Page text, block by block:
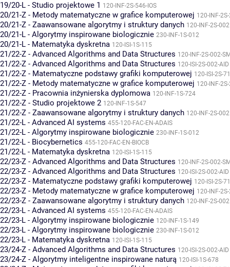
19/20-L - Studio projektowe 1 120-INF-2S-546-IOS
20/21-Z - Metody matematyczne w grafice komputerowej 120-INF-
20/21-Z - Zaawansowane algorytmy i struktury danych 120-INF-2S-002
20/21-L - Algorytmy inspirowane biologicznie 230-INF-1S-012
20/21-L - Matematyka dyskretna 120-ISI-1S-115
21/22-Z - Advanced Algorithms and Data Structures 120-INF-2S-002-
21/22-Z - Advanced Algorithms and Data Structures 120-ISI-2S-002-AID
21/22-Z - Matematyczne podstawy grafiki komputerowej 120-ISI-2S-
21/22-Z - Metody matematyczne w grafice komputerowej 120-INF-
21/22-Z - Pracownia inżynierska dyplomowa 120-INF-1S-724
21/22-Z - Studio projektowe 2 120-INF-1S-547
21/22-Z - Zaawansowane algorytmy i struktury danych 120-INF-2S-002
21/22-L - Advanced AI systems 455-120-FAC-EN-ADAIS
21/22-L - Algorytmy inspirowane biologicznie 230-INF-1S-012
21/22-L - Biocybernetics 455-120-FAC-EN-BIOCB
21/22-L - Matematyka dyskretna 120-ISI-1S-115
22/23-Z - Advanced Algorithms and Data Structures 120-INF-2S-002-
22/23-Z - Advanced Algorithms and Data Structures 120-ISI-2S-002-AID
22/23-Z - Matematyczne podstawy grafiki komputerowej 120-ISI-2S-
22/23-Z - Metody matematyczne w grafice komputerowej 120-INF-
22/23-Z - Zaawansowane algorytmy i struktury danych 120-INF-2S-002
22/23-L - Advanced AI systems 455-120-FAC-EN-ADAIS
22/23-L - Algorytmy inspirowane biologicznie 120-INF-1S-149
22/23-L - Algorytmy inspirowane biologicznie 230-INF-1S-012
22/23-L - Matematyka dyskretna 120-ISI-1S-115
23/24-Z - Advanced Algorithms and Data Structures 120-ISI-2S-002-AID
23/24-Z - Algorytmy inteligentne inspirowane naturą 120-ISI-1S-678